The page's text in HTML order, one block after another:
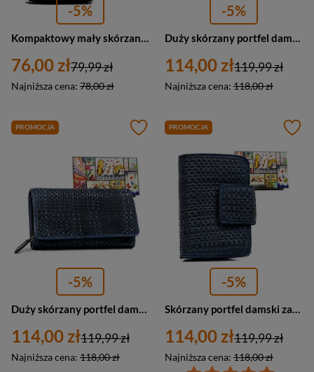
-5%
Kompaktowy mały skórzany portfel damski granatowy - Rovicky R-RD-34-GCL
76,00 zł
Najniższa cena: 78,00 zł
79,99 zł
-5%
Duży skórzany portfel damski na karty granatowy - Rovicky R-861-DDW
114,00 zł
Najniższa cena: 118,00 zł
119,99 zł
PROMOCJA
-5%
114,00 zł
Najniższa cena: 118,00 zł
119,99 zł
PROMOCJA
-5%
114,00 zł
Najniższa cena: 118,00 zł
119,99 zł